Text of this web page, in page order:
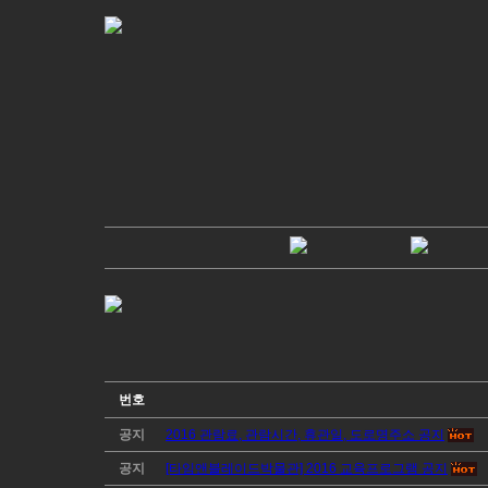
번호
공지 2016 관람료, 관람시간, 휴관일, 도로명주소 공지
공지 [타임앤블레이드박물관] 2016 교육프로그램 공지